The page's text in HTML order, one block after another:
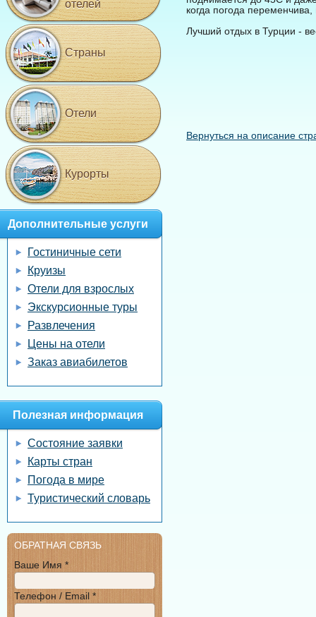
когда погода переменчива,
Лучший отдых в Турции -
Вернуться на описание
отелей
Страны
Отели
Курорты
Дополнительные услуги
Гостиничные сети
Круизы
Отели для взрослых
Экскурсионные туры
Развлечения
Цены на отели
Заказ авиабилетов
Полезная информация
Состояние заявки
Карты стран
Погода в мире
Туристический словарь
ОБРАТНАЯ СВЯЗЬ
Ваше Имя *
Телефон / Email *